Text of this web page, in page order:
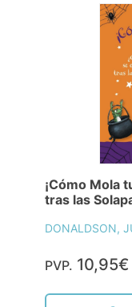
¡Cómo Mola
tras las
DONALDSON,
PVP. 10,95€